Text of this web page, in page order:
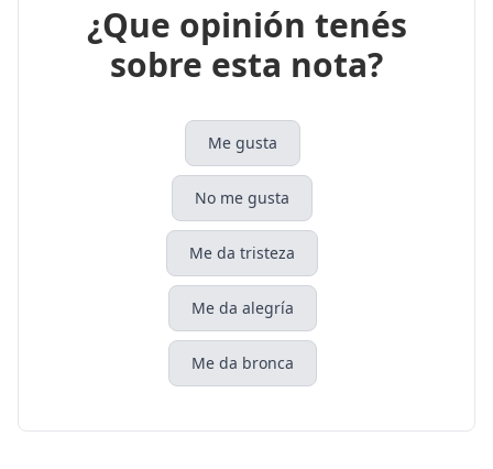
¿Que opinión tenés
sobre esta nota?
Me gusta
No me gusta
Me da tristeza
Me da alegría
Me da bronca